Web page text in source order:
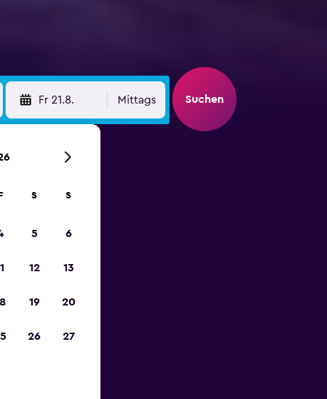
Fr 21.8. Mittags Suchen
F S S
5 6
12 13
19 20
26 27